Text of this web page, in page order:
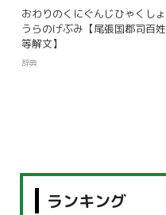
おわりのくにぐんじひゃくしょ
うらのげぶみ【尾張国郡司百姓
等解文】
辞典
ランキング